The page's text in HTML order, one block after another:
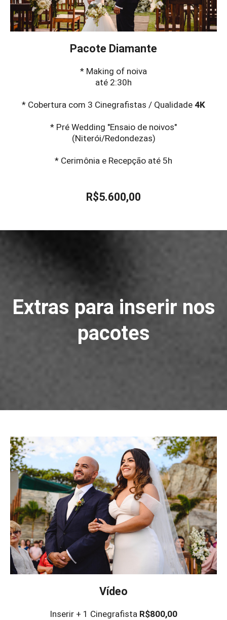
Pacote Diamante
* Making of noiva
até 2:30h
* Cobertura com 3 Cinegrafistas / Qualidade 4K
* Pré Wedding "Ensaio de noivos"
(Niterói/Redondezas)
* Cerimônia e Recepção até 5h
R$5.600,00
Extras para inserir nos
pacotes
Vídeo
Inserir + 1 Cinegrafista R$800,00